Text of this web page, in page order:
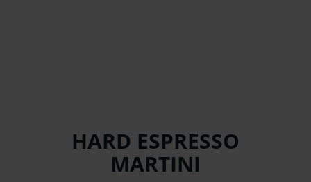
HARD ESPRESSO
MARTINI